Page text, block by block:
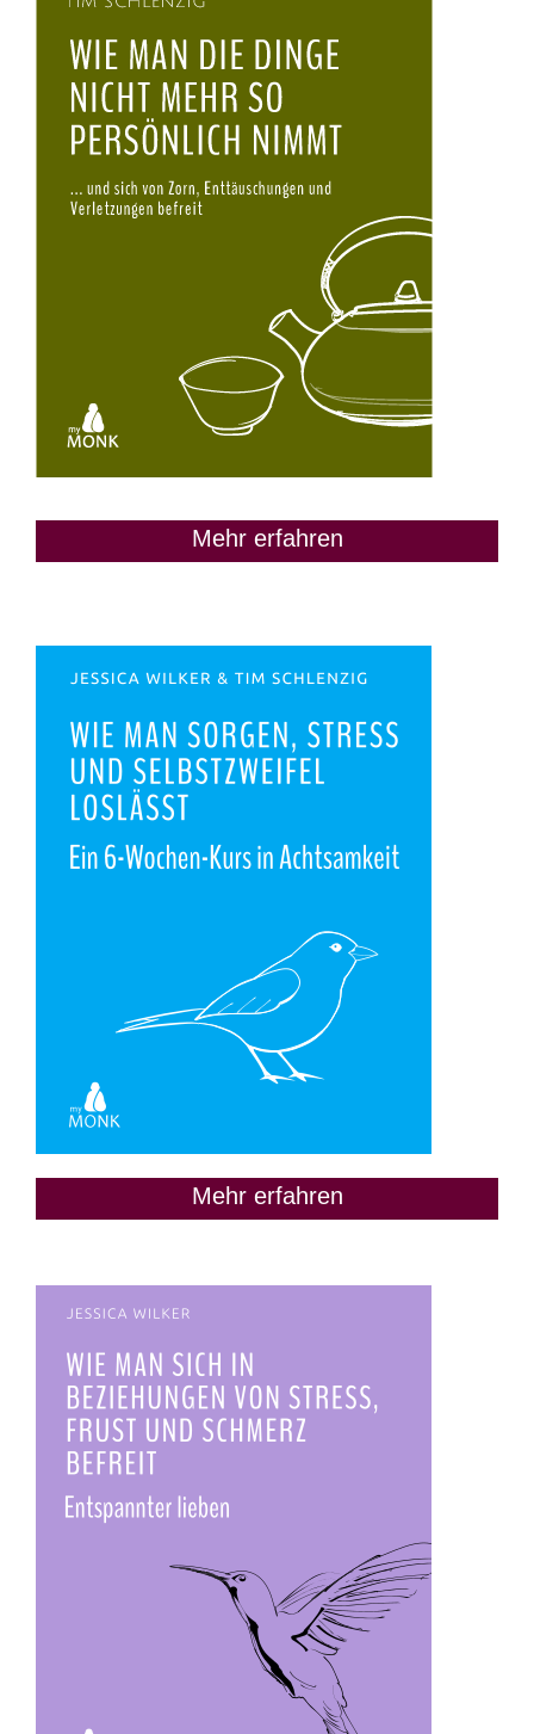
Mehr erfahren
Mehr erfahren